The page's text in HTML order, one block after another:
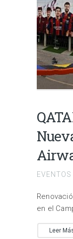
EVENTOS
en el
Leer